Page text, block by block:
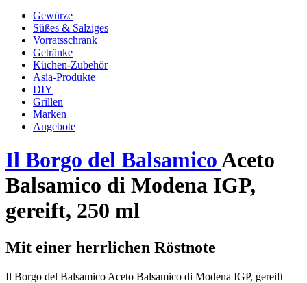
Gewürze
Süßes & Salziges
Vorratsschrank
Getränke
Küchen-Zubehör
Asia-Produkte
DIY
Grillen
Marken
Angebote
Il Borgo del BalsamicoAceto
Balsamico di Modena IGP,
gereift, 250 ml
Mit einer herrlichen Röstnote
Il Borgo del Balsamico Aceto Balsamico di Modena IGP, gereift